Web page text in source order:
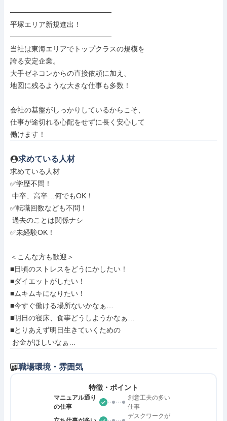
────────────────────
平塚エリア新規進出！
────────────────────
当社は東海エリアでトップクラスの規模を
誇る安定企業。
大手ゼネコンからの直接依頼に加え、
地図に残るような大きな仕事も多数！
会社の基盤がしっかりしているからこそ、
仕事が途切れる心配をせずに長く安心して
働けます！
求めている人材
求めている人材
✅学歴不問！
✅転職回数なども不問！
✅未経験OK！
＜こんな方も歓迎＞
■日頃のストレスをどうにかしたい！
■ダイエットがしたい！
■ムキムキになりたい！
■今すぐ働ける場所ないかなぁ…
■明日の寝床、食事どうしようかなぁ…
■とりあえず明日生きていくための
お金がほしいなぁ…
職場環境・雰囲気
特徴・ポイント
マニュアル通り
の仕事
創意工夫の多い
仕事
デスクワークが